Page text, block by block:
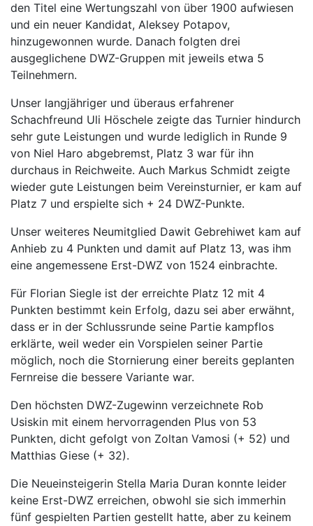
den Titel eine Wertungszahl von über 1900 aufwiesen
und ein neuer Kandidat, Aleksey Potapov,
hinzugewonnen wurde. Danach folgten drei
ausgeglichene DWZ-Gruppen mit jeweils etwa 5
Teilnehmern.
Unser langjähriger und überaus erfahrener
Schachfreund Uli Höschele zeigte das Turnier hindurch
sehr gute Leistungen und wurde lediglich in Runde 9
von Niel Haro abgebremst, Platz 3 war für ihn
durchaus in Reichweite. Auch Markus Schmidt zeigte
wieder gute Leistungen beim Vereinsturnier, er kam auf
Platz 7 und erspielte sich + 24 DWZ-Punkte.
Unser weiteres Neumitglied Dawit Gebrehiwet kam auf
Anhieb zu 4 Punkten und damit auf Platz 13, was ihm
eine angemessene Erst-DWZ von 1524 einbrachte.
Für Florian Siegle ist der erreichte Platz 12 mit 4
Punkten bestimmt kein Erfolg, dazu sei aber erwähnt,
dass er in der Schlussrunde seine Partie kampflos
erklärte, weil weder ein Vorspielen seiner Partie
möglich, noch die Stornierung einer bereits geplanten
Fernreise die bessere Variante war.
Den höchsten DWZ-Zugewinn verzeichnete Rob
Usiskin mit einem hervorragenden Plus von 53
Punkten, dicht gefolgt von Zoltan Vamosi (+ 52) und
Matthias Giese (+ 32).
Die Neueinsteigerin Stella Maria Duran konnte leider
keine Erst-DWZ erreichen, obwohl sie sich immerhin
fünf gespielten Partien gestellt hatte, aber zu keinem